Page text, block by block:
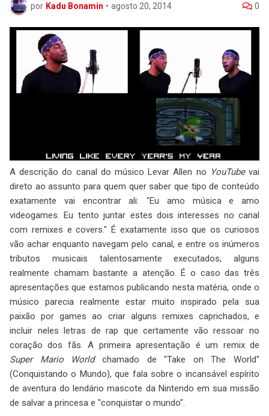
por Kadu Bonamin • agosto 20, 2014 0
A descrição do canal do músico Levar Allen no YouTubevai
direto ao assunto para quem quer saber que tipo de conteúdo
exatamente vai encontrar ali: "Eu amo música e amo
videogames. Eu tento juntar estes dois interesses no canal
com remixes e covers." É exatamente isso que os curiosos
vão achar enquanto navegam pelo canal, e entre os inúmeros
tributos musicais talentosamente executados, alguns
realmente chamam bastante a atenção. É o caso das três
apresentações que estamos publicando nesta matéria, onde o
músico parecia realmente estar muito inspirado pela sua
paixão por games ao criar alguns remixes caprichados, e
incluir neles letras de rap que certamente vão ressoar no
coração dos fãs. A primeira apresentação é um remix de
Super Mario Worldchamado de "Take on The World"
(Conquistando o Mundo), que fala sobre o incansável espírito
de aventura do lendário mascote da Nintendo em sua missão
de salvar a princesa e "conquistar o mundo".